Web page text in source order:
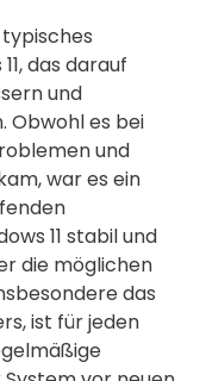
das darauf
und
Obwohl es bei
und
war es ein
11 stabil und
die möglichen
das
ist für jeden